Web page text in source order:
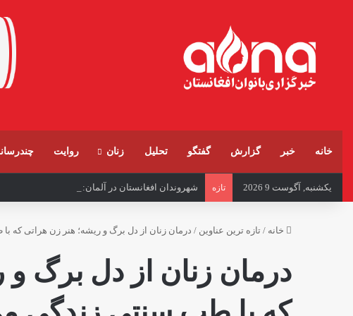
خانه خبر گزارش گفتگو تحلیل زنان روایت
یکشنبه, آگوست 9 2026 تازه شهروندان افغانستان در آلمان: مقاومت در برابر حذف
خانه / تازه ترین عناوین / درمان زنان از دل برگ و ریشه؛ هنر زن هراتی که
درمان زنان از دل برگ